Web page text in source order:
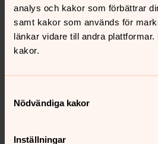
analys och kakor som förbättrar
samt kakor som används för
länkar vidare till andra
kakor.
Nödvändiga kakor
Inställningar